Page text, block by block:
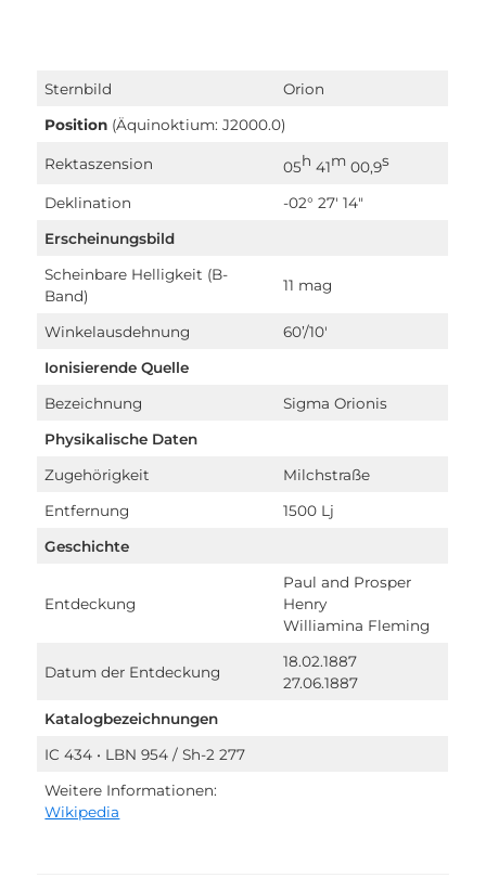
Sternbild Orion
Position (Äquinoktium: J2000.0)
Rektaszension 05h 41m 00,9s
Deklination -02° 27′ 14″
Erscheinungsbild
Scheinbare Helligkeit (B-
Band)
11 mag
Winkelausdehnung 60’/10′
Ionisierende Quelle
Bezeichnung Sigma Orionis
Physikalische Daten
Zugehörigkeit Milchstraße
Entfernung 1500 Lj
Geschichte
Entdeckung
Paul and Prosper
Henry
Williamina Fleming
Datum der Entdeckung
18.02.1887
27.06.1887
Katalogbezeichnungen
IC 434 • LBN 954 / Sh-2 277
Weitere Informationen:
Wikipedia